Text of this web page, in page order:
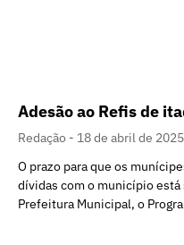
Adesão ao Refis de
Redação
18 de abril de 2025
O prazo para que os
dívidas com o município está
Prefeitura Municipal, o